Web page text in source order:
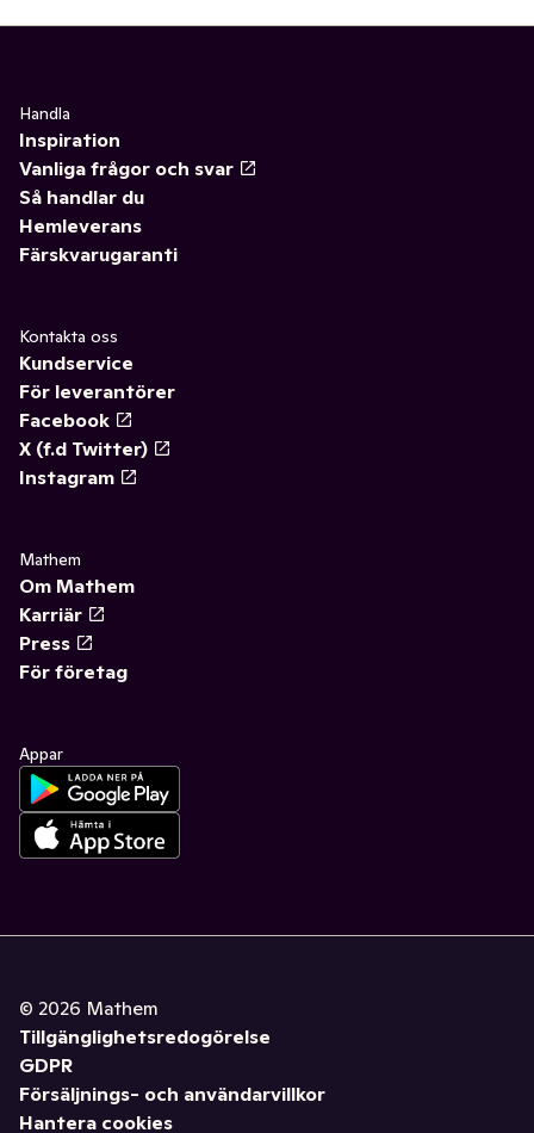
Handla
Inspiration
Vanliga frågor och svar
Så handlar du
Hemleverans
Färskvarugaranti
Kontakta oss
Kundservice
För leverantörer
Facebook
X (f.d Twitter)
Instagram
Mathem
Om Mathem
Karriär
Press
För företag
Appar
© 2026 Mathem
Tillgänglighetsredogörelse
GDPR
Försäljnings- och användarvillkor
Hantera cookies